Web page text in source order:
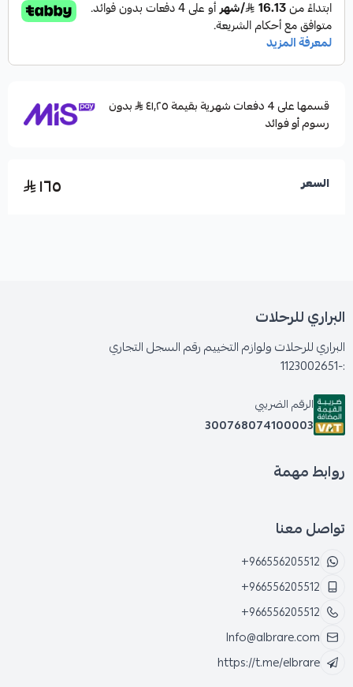
قسمها على 4 دفعات شهرية بقيمة ٤١٫٢٥
بدون
رسوم أو فوائد
السعر ١٦٥
البراري للرحلات
البراري للرحلات ولوازم التخييم رقم السجل التجاري
:-1123002651
الرقم الضريبي
300768074100003
روابط مهمة
تواصل معنا
+966556205512
+966556205512
+966556205512
Info@albrare.com
https://t.me/elbrare